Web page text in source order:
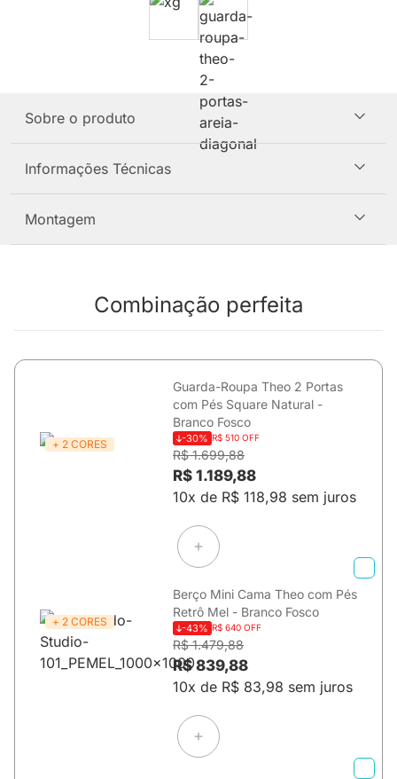
Sobre o produto
Informações Técnicas
Montagem
Combinação perfeita
+ 2 CORES
Guarda-Roupa Theo 2 Portas
com Pés Square Natural -
Branco Fosco
-30% R$ 510 OFF
R$ 1.699,88
R$ 1.189,88
10x de R$ 118,98 sem juros
+ 2 CORES
Berço Mini Cama Theo com Pés
Retrô Mel - Branco Fosco
-43% R$ 640 OFF
R$ 1.479,88
R$ 839,88
10x de R$ 83,98 sem juros